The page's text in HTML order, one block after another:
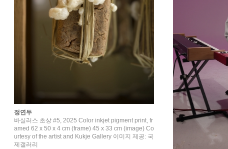
정연두
바실러스 초상 #5, 2025 Color inkjet pigment print, fr
amed 62 x 50 x 4 cm (frame) 45 x 33 cm (image) Co
urtesy of the artist and Kukje Gallery 이미지 제공: 국
제갤러리